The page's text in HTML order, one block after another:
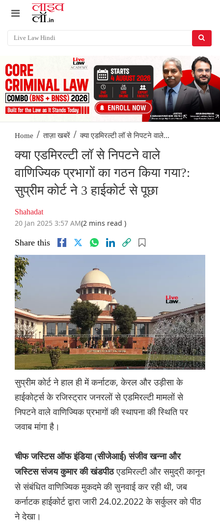
Home / ताज़ा खबरें / क्या एडमिरल्टी लॉ से निपटने वाले...
क्या एडमिरल्टी लॉ से निपटने वाले
वाणिज्यिक प्रभागों का गठन किया गया?:
सुप्रीम कोर्ट ने 3 हाईकोर्ट से पूछा
Shahadat
20 Jan 2025 3:57 AM(2 mins read )
Share this
सुप्रीम कोर्ट ने हाल ही में कर्नाटक, केरल और उड़ीसा के
हाईकोर्ट्स के रजिस्ट्रार जनरलों से एडमिरल्टी मामलों से
निपटने वाले वाणिज्यिक प्रभागों की स्थापना की स्थिति पर
जवाब मांगा है।
चीफ जस्टिस ऑफ इंडिया (सीजेआई) संजीव खन्ना और
जस्टिस संजय कुमार की खंडपीठएडमिरल्टी और समुद्री कानून
से संबंधित वाणिज्यिक मुकदमे की सुनवाई कर रही थी, जब
कर्नाटक हाईकोर्ट द्वारा जारी 24.02.2022 के सर्कुलर को पीठ
ने देखा।